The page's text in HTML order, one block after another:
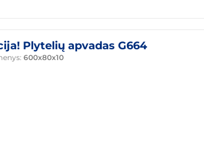
Plytelių apvadas G664
600x80x10